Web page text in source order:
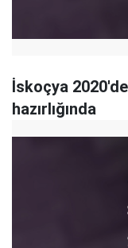
İskoçya
hazırlığında